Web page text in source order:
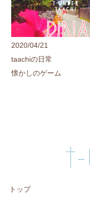
2020/04/21
taachiの日常
懐かしのゲーム
トップ